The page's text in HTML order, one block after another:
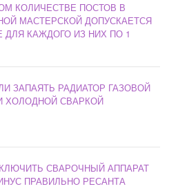
КОЛИЧЕСТВЕ ПОСТОВ В
МАСТЕРСКОЙ ДОПУСКАЕТСЯ
ДЛЯ КАЖДОГО ИЗ НИХ ПО 1
ЗАПАЯТЬ РАДИАТОР ГАЗОВОЙ
ХОЛОДНОЙ СВАРКОЙ
СВАРОЧНЫЙ АППАРАТ
ПРАВИЛЬНО РЕСАНТА